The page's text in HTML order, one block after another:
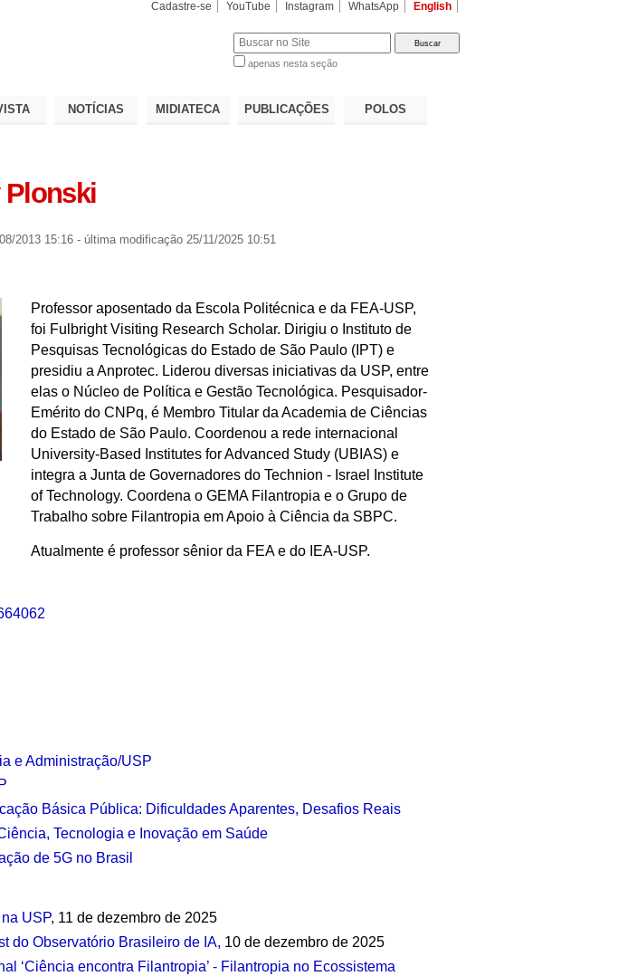
Cadastre-se YouTube Instagram WhatsApp English
apenas nesta seção
NOTÍCIAS MIDIATECA PUBLICAÇÕES POLOS
Plonski
2013 15:16 - última modificação25/11/2025 10:51
Professor aposentado da Escola Politécnica e da FEA-USP,
foi Fulbright Visiting Research Scholar. Dirigiu o Instituto de
Pesquisas Tecnológicas do Estado de São Paulo (IPT) e
presidiu a Anprotec. Liderou diversas iniciativas da USP, entre
elas o Núcleo de Política e Gestão Tecnológica. Pesquisador-
Emérito do CNPq, é Membro Titular da Academia de Ciências
do Estado de São Paulo. Coordenou a rede internacional
University-Based Institutes for Advanced Study (UBIAS) e
integra a Junta de Governadores do Technion - Israel Institute
of Technology. Coordena o GEMA Filantropia e o Grupo de
Trabalho sobre Filantropia em Apoio à Ciência da SBPC.
Atualmente é professor sênior da FEA e do IEA-USP.
e Administração/USP
Básica Pública: Dificuldades Aparentes, Desafios Reais
Tecnologia e Inovação em Saúde
de 5G no Brasil
USP, 11 de dezembro de 2025
do Observatório Brasileiro de IA, 10 de dezembro de 2025
‘Ciência encontra Filantropia’ - Filantropia no Ecossistema